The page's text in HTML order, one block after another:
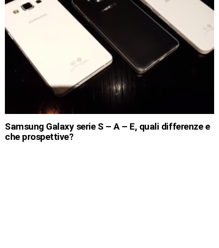
Samsung Galaxy serie S – A – E, quali differenze e
che prospettive?